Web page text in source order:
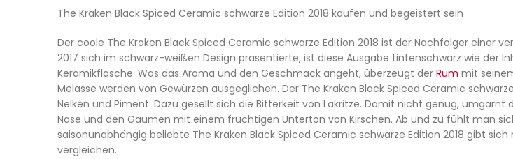
The Kraken Black Spiced Ceramic schwarze Edition 2018 kaufen und begeistert sein
Der coole The Kraken Black Spiced Ceramic schwarze Edition 2018 ist der Nachfolger einer
2017 sich im schwarz-weißen Design präsentierte, ist diese Ausgabe tintenschwarz wie der
Keramikflasche. Was das Aroma und den Geschmack angeht, überzeugt der Rum mit
Melasse werden von Gewürzen ausgeglichen. Der The Kraken Black Spiced Ceramic
Nelken und Piment. Dazu gesellt sich die Bitterkeit von Lakritze. Damit nicht genug, umgarnt
Nase und den Gaumen mit einem fruchtigen Unterton von Kirschen. Ab und zu fühlt man
saisonunabhängig beliebte The Kraken Black Spiced Ceramic schwarze Edition 2018 gibt
vergleichen.